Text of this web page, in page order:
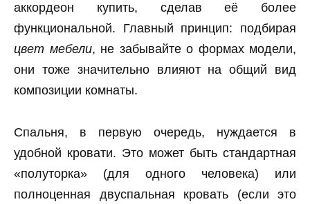
аккордеон купить, сделав её более
функциональной. Главный принцип: подбирая
цвет мебели, не забывайте о формах модели,
они тоже значительно влияют на общий вид
композиции комнаты.
Спальня, в первую очередь, нуждается в
удобной кровати. Это может быть стандартная
«полуторка» (для одного человека) или
полноценная двуспальная кровать (если это